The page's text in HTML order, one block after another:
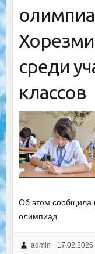
среди
классов
Об этом сообщила
олимпиад.
admin 17.02.2026